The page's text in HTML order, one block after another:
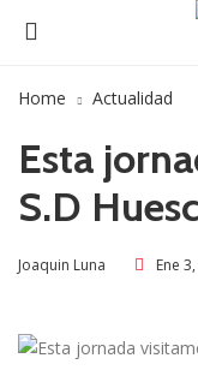
Home Actualidad
Esta
S.D
Joaquin Luna Ene